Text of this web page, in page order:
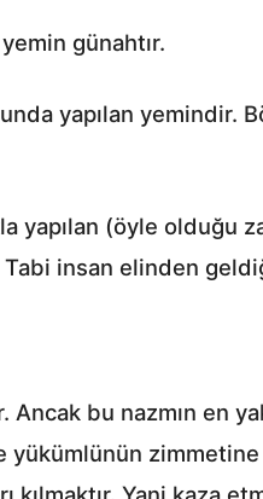
günahtır.
yapılan yemindir.
yapılan (öyle olduğu
insan elinden
Ancak bu nazmın en
yükümlünün